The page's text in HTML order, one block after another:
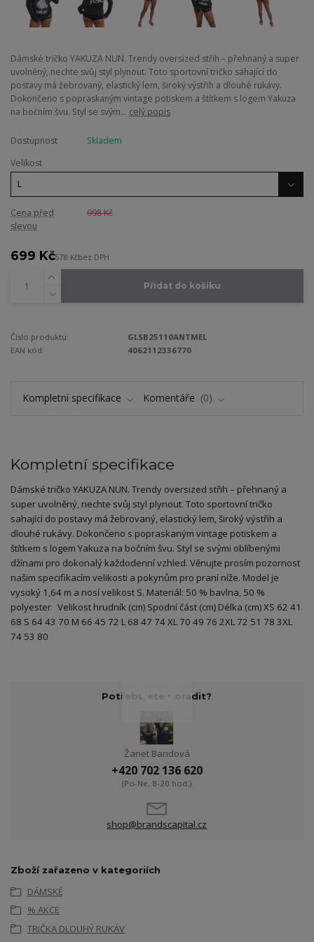
Dámské tričko YAKUZA NUN. Trendy oversized střih – přehnaný a super
uvolněný, nechte svůj styl plynout. Toto sportovní tričko sahající do
postavy má žebrovaný, elastický lem, široký výstřih a dlouhé rukávy.
Dokončeno s popraskaným vintage potiskem a štítkem s logem Yakuza
na bočním švu. Styl se svým... celý popis
Dostupnost
Skladem
Velikost
Cena před
slevou
998 Kč
699 Kč578 Kčbez DPH
Přidat do košíku
Číslo produktu:
GLSB25110ANTMEL
EAN kód:
4062112336770
Kompletní specifikace Komentáře 0
Kompletní specifikace
Dámské tričko YAKUZA NUN. Trendy oversized střih – přehnaný a
super uvolněný, nechte svůj styl plynout. Toto sportovní tričko
sahající do postavy má žebrovaný, elastický lem, široký výstřih a
dlouhé rukávy. Dokončeno s popraskaným vintage potiskem a
štítkem s logem Yakuza na bočním švu. Styl se svými oblíbenými
džínami pro dokonalý každodenní vzhled. Věnujte prosím pozornost
našim specifikacím velikosti a pokynům pro praní níže. Model je
vysoký 1,64 m a nosí velikost S. Materiál: 50 % bavlna, 50 %
polyester Velikost hrudník (cm) Spodní část (cm) Délka (cm) XS 62 41
68 S 64 43 70 M 66 45 72 L 68 47 74 XL 70 49 76 2XL 72 51 78 3XL
74 53 80
Potřebujete poradit?
Žanet Bandová
+420 702 136 620
(Po-Ne, 8-20 hod.)
shop@brandscapital.cz
Zboží zařazeno v kategoriích
DÁMSKÉ
% AKCE
TRIČKA DLOUHÝ RUKÁV